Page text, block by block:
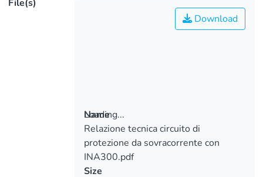
File(s)
Loading...
Loading...
Download
Name
Relazione tecnica circuito di
protezione da sovracorrente con
INA300.pdf
Size